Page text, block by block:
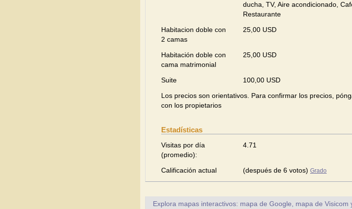
ducha, TV, Aire acondicionado,
Restaurante
Habitacion doble con
2 camas
25,00 USD
Habitación doble con
cama matrimonial
25,00 USD
Suite
100,00 USD
Los precios son orientativos. Para confirmar los precios,
con los propietarios
Estadísticas
Visitas por día
(promedio):
4.71
Calificación actual (después de 6 votos) Grado
Explora mapas interactivos: mapa de Google, mapa de